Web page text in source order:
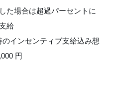
場合は超過パーセントに
給
ンセンティブ支給込み想
円